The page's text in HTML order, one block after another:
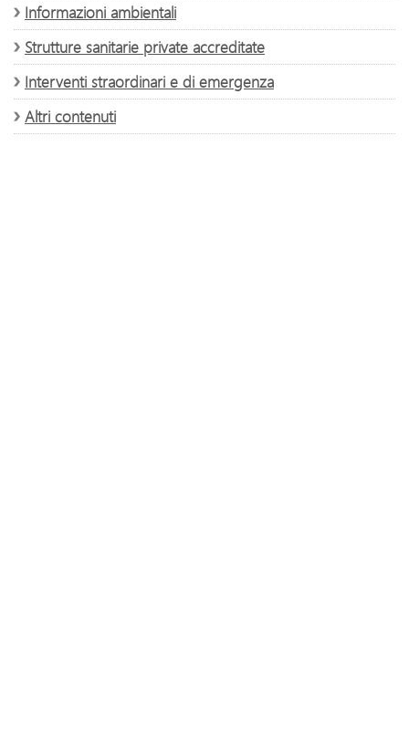
Informazioni ambientali
Strutture sanitarie private accreditate
Interventi straordinari e di emergenza
Altri contenuti